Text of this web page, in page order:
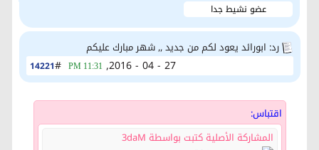
عضو نشيط جدا
رد: ابورائد يعود لكم من جديد ,, شهر مبارك عليكم
14221# 27 - 04 - 2016,
11:31 PM
اقتباس:
المشاركة الأصلية كتبت بواسطة 3daM